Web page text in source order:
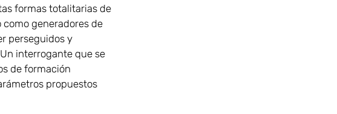
formas totalitarias de
generadores de
perseguidos y
interrogante que se
de formación
propuestos